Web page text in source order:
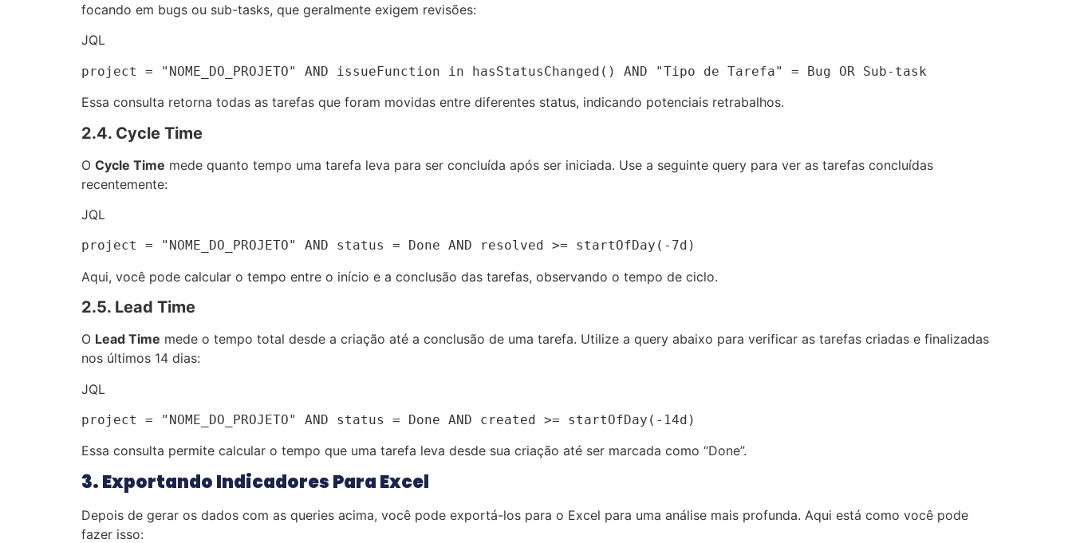
focando em bugs ou sub-tasks, que geralmente exigem revisões:
JQL
project = "NOME_DO_PROJETO" AND issueFunction in hasStatusChanged() AND "Tipo de Tarefa" = Bug OR Sub-task
Essa consulta retorna todas as tarefas que foram movidas entre diferentes status, indicando potenciais retrabalhos.
2.4. Cycle Time
O Cycle Time mede quanto tempo uma tarefa leva para ser concluída após ser iniciada. Use a seguinte query para ver as tarefas concluídas
recentemente:
JQL
project = "NOME_DO_PROJETO" AND status = Done AND resolved >= startOfDay(-7d)
Aqui, você pode calcular o tempo entre o início e a conclusão das tarefas, observando o tempo de ciclo.
2.5. Lead Time
O Lead Time mede o tempo total desde a criação até a conclusão de uma tarefa. Utilize a query abaixo para verificar as tarefas criadas e finalizadas
nos últimos 14 dias:
JQL
project = "NOME_DO_PROJETO" AND status = Done AND created >= startOfDay(-14d)
Essa consulta permite calcular o tempo que uma tarefa leva desde sua criação até ser marcada como “Done”.
3. Exportando Indicadores Para Excel
Depois de gerar os dados com as queries acima, você pode exportá-los para o Excel para uma análise mais profunda. Aqui está como você pode
fazer isso: